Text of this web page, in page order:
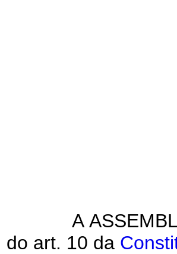
A
do art. 10 da